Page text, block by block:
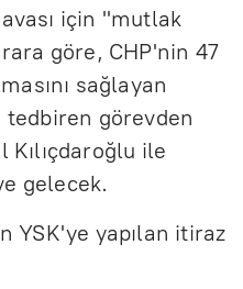
için "mutlak
göre, CHP'nin 47
sağlayan
görevden
Kılıçdaroğlu ile
gelecek.
YSK'ye yapılan itiraz